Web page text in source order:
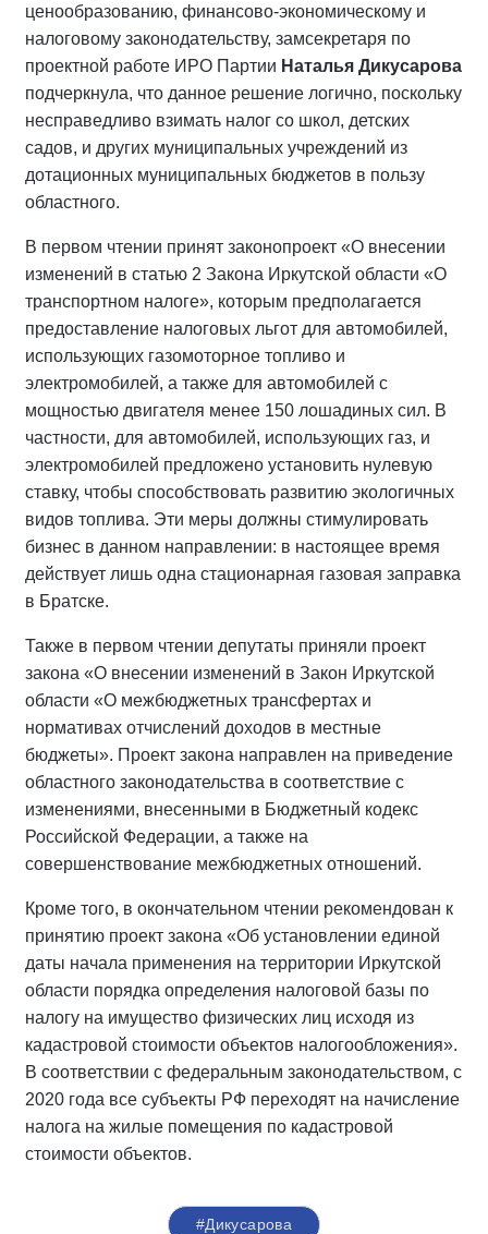
ценообразованию, финансово-экономическому и
налоговому законодательству, замсекретаря по
проектной работе ИРО Партии Наталья Дикусарова
подчеркнула, что данное решение логично, поскольку
несправедливо взимать налог со школ, детских
садов, и других муниципальных учреждений из
дотационных муниципальных бюджетов в пользу
областного.
В первом чтении принят законопроект «О внесении
изменений в статью 2 Закона Иркутской области «О
транспортном налоге», которым предполагается
предоставление налоговых льгот для автомобилей,
использующих газомоторное топливо и
электромобилей, а также для автомобилей с
мощностью двигателя менее 150 лошадиных сил. В
частности, для автомобилей, использующих газ, и
электромобилей предложено установить нулевую
ставку, чтобы способствовать развитию экологичных
видов топлива. Эти меры должны стимулировать
бизнес в данном направлении: в настоящее время
действует лишь одна стационарная газовая заправка
в Братске.
Также в первом чтении депутаты приняли проект
закона «О внесении изменений в Закон Иркутской
области «О межбюджетных трансфертах и
нормативах отчислений доходов в местные
бюджеты». Проект закона направлен на приведение
областного законодательства в соответствие с
изменениями, внесенными в Бюджетный кодекс
Российской Федерации, а также на
совершенствование межбюджетных отношений.
Кроме того, в окончательном чтении рекомендован к
принятию проект закона «Об установлении единой
даты начала применения на территории Иркутской
области порядка определения налоговой базы по
налогу на имущество физических лиц исходя из
кадастровой стоимости объектов налогообложения».
В соответствии с федеральным законодательством, с
2020 года все субъекты РФ переходят на начисление
налога на жилые помещения по кадастровой
стоимости объектов.
#Дикусарова